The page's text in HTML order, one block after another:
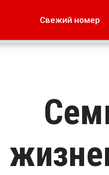
Свежий номер
Лето наших